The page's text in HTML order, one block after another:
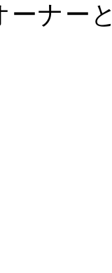
ナーと